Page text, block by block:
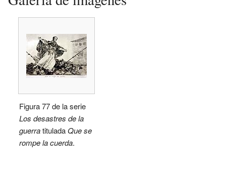
Figura 77 de la serie
Los desastres de la
guerratituladaQue se
rompe la cuerda.